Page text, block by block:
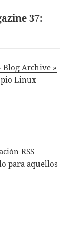
37:
Blog Archive »
Linux
RSS
para aquellos